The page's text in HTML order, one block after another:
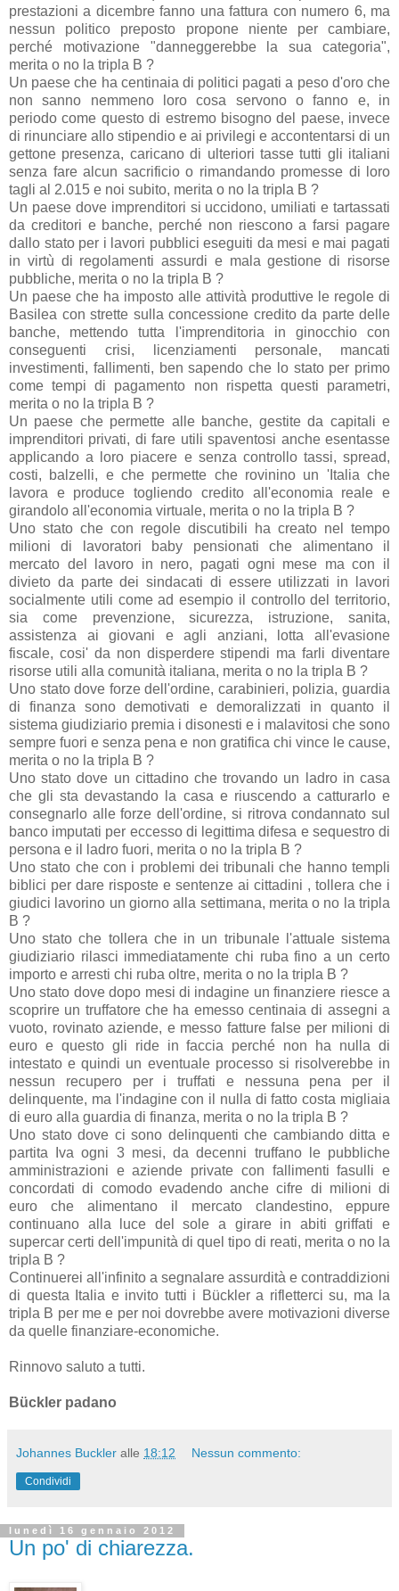
prestazioni a dicembre fanno una fattura con numero 6, ma
nessun politico preposto propone niente per cambiare,
perché motivazione "danneggerebbe la sua categoria",
merita o no la tripla B ?
Un paese che ha centinaia di politici pagati a peso d'oro che
non sanno nemmeno loro cosa servono o fanno e, in
periodo come questo di estremo bisogno del paese, invece
di rinunciare allo stipendio e ai privilegi e accontentarsi di un
gettone presenza, caricano di ulteriori tasse tutti gli italiani
senza fare alcun sacrificio o rimandando promesse di loro
tagli al 2.015 e noi subito, merita o no la tripla B ?
Un paese dove imprenditori si uccidono, umiliati e tartassati
da creditori e banche, perché non riescono a farsi pagare
dallo stato per i lavori pubblici eseguiti da mesi e mai pagati
in virtù di regolamenti assurdi e mala gestione di risorse
pubbliche, merita o no la tripla B ?
Un paese che ha imposto alle attività produttive le regole di
Basilea con strette sulla concessione credito da parte delle
banche, mettendo tutta l'imprenditoria in ginocchio con
conseguenti crisi, licenziamenti personale, mancati
investimenti, fallimenti, ben sapendo che lo stato per primo
come tempi di pagamento non rispetta questi parametri,
merita o no la tripla B ?
Un paese che permette alle banche, gestite da capitali e
imprenditori privati, di fare utili spaventosi anche esentasse
applicando a loro piacere e senza controllo tassi, spread,
costi, balzelli, e che permette che rovinino un 'Italia che
lavora e produce togliendo credito all'economia reale e
girandolo all'economia virtuale, merita o no la tripla B ?
Uno stato che con regole discutibili ha creato nel tempo
milioni di lavoratori baby pensionati che alimentano il
mercato del lavoro in nero, pagati ogni mese ma con il
divieto da parte dei sindacati di essere utilizzati in lavori
socialmente utili come ad esempio il controllo del territorio,
sia come prevenzione, sicurezza, istruzione, sanita,
assistenza ai giovani e agli anziani, lotta all'evasione
fiscale, cosi' da non disperdere stipendi ma farli diventare
risorse utili alla comunità italiana, merita o no la tripla B ?
Uno stato dove forze dell'ordine, carabinieri, polizia, guardia
di finanza sono demotivati e demoralizzati in quanto il
sistema giudiziario premia i disonesti e i malavitosi che sono
sempre fuori e senza pena e non gratifica chi vince le cause,
merita o no la tripla B ?
Uno stato dove un cittadino che trovando un ladro in casa
che gli sta devastando la casa e riuscendo a catturarlo e
consegnarlo alle forze dell'ordine, si ritrova condannato sul
banco imputati per eccesso di legittima difesa e sequestro di
persona e il ladro fuori, merita o no la tripla B ?
Uno stato che con i problemi dei tribunali che hanno templi
biblici per dare risposte e sentenze ai cittadini , tollera che i
giudici lavorino un giorno alla settimana, merita o no la tripla
B ?
Uno stato che tollera che in un tribunale l'attuale sistema
giudiziario rilasci immediatamente chi ruba fino a un certo
importo e arresti chi ruba oltre, merita o no la tripla B ?
Uno stato dove dopo mesi di indagine un finanziere riesce a
scoprire un truffatore che ha emesso centinaia di assegni a
vuoto, rovinato aziende, e messo fatture false per milioni di
euro e questo gli ride in faccia perché non ha nulla di
intestato e quindi un eventuale processo si risolverebbe in
nessun recupero per i truffati e nessuna pena per il
delinquente, ma l'indagine con il nulla di fatto costa migliaia
di euro alla guardia di finanza, merita o no la tripla B ?
Uno stato dove ci sono delinquenti che cambiando ditta e
partita Iva ogni 3 mesi, da decenni truffano le pubbliche
amministrazioni e aziende private con fallimenti fasulli e
concordati di comodo evadendo anche cifre di milioni di
euro che alimentano il mercato clandestino, eppure
continuano alla luce del sole a girare in abiti griffati e
supercar certi dell'impunità di quel tipo di reati, merita o no la
tripla B ?
Continuerei all'infinito a segnalare assurdità e contraddizioni
di questa Italia e invito tutti i Bückler a rifletterci su, ma la
tripla B per me e per noi dovrebbe avere motivazioni diverse
da quelle finanziare-economiche.
Rinnovo saluto a tutti.
Bückler padano
Johannes Buckler alle 18:12 Nessun commento:
Condividi
lunedì 16 gennaio 2012
Un po' di chiarezza.